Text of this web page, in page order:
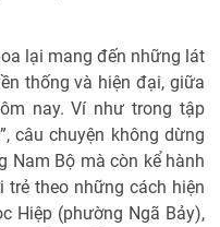
lại mang đến những lát
thống và hiện đại, giữa
nay. Ví như trong tập
câu chuyện không dừng
Nam Bộ mà còn kể hành
theo những cách hiện
Hiệp (phường Ngã Bảy),